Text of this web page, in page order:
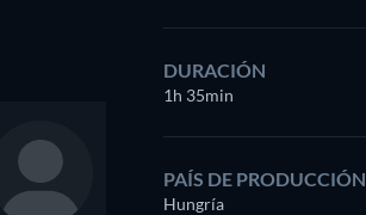
DURACIÓN
1h 35min
PAÍS DE PRODUCCIÓN
Hungría